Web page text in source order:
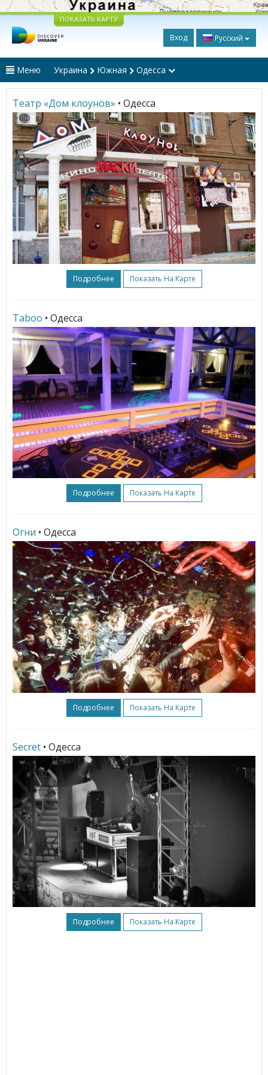
ПОКАЗАТЬ КАРТУ
Вход Русский
Меню Украина Южная Одесса
Театр «Дом клоунов» • Одесса
Подробнее Показать На Карте
Taboo • Одесса
Подробнее Показать На Карте
Огни • Одесса
Подробнее Показать На Карте
Secret • Одесса
Подробнее Показать На Карте